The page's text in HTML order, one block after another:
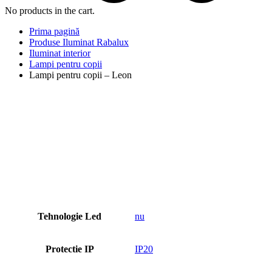
No products in the cart.
Prima pagină
Produse Iluminat Rabalux
Iluminat interior
Lampi pentru copii
Lampi pentru copii – Leon
Tehnologie Led nu
Protectie IP IP20